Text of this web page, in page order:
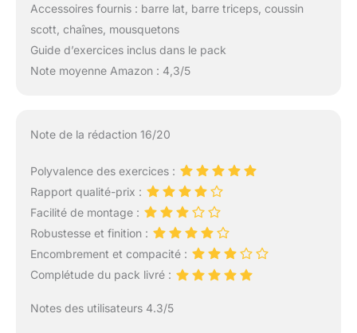
Accessoires fournis : barre lat, barre triceps, coussin
scott, chaînes, mousquetons
Guide d’exercices inclus dans le pack
Note moyenne Amazon : 4,3/5
Note de la rédaction 16/20
Polyvalence des exercices :
Rapport qualité-prix :
Facilité de montage :
Robustesse et finition :
Encombrement et compacité :
Complétude du pack livré :
Notes des utilisateurs 4.3/5